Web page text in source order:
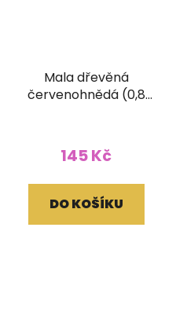
Mala dřevěná
červenohnědá (0,8
145 Kč
DO KOŠÍKU